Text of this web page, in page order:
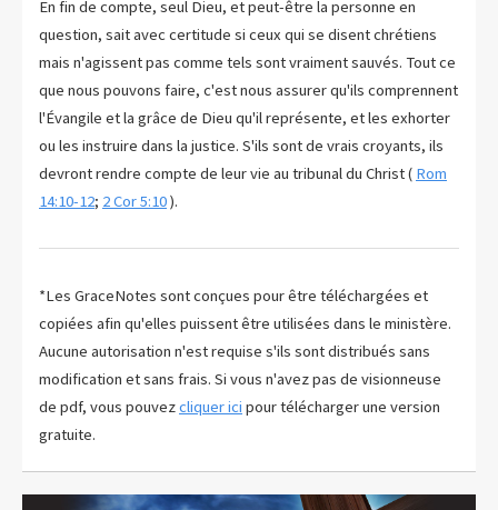
En fin de compte, seul Dieu, et peut-être la personne en
question, sait avec certitude si ceux qui se disent chrétiens
mais n'agissent pas comme tels sont vraiment sauvés. Tout ce
que nous pouvons faire, c'est nous assurer qu'ils comprennent
l'Évangile et la grâce de Dieu qu'il représente, et les exhorter
ou les instruire dans la justice. S'ils sont de vrais croyants, ils
devront rendre compte de leur vie au tribunal du Christ ( Rom
14:10-12; 2 Cor 5:10).
*Les GraceNotes sont conçues pour être téléchargées et
copiées afin qu'elles puissent être utilisées dans le ministère.
Aucune autorisation n'est requise s'ils sont distribués sans
modification et sans frais. Si vous n'avez pas de visionneuse
de pdf, vous pouvezcliquer ici pour télécharger une version
gratuite.